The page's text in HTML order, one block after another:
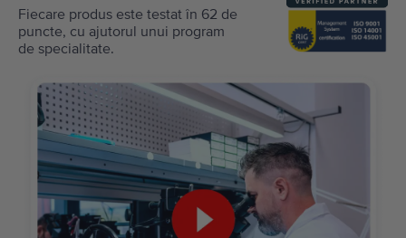
Fiecare produs este testat în 62 de
puncte, cu ajutorul unui program
de specialitate.